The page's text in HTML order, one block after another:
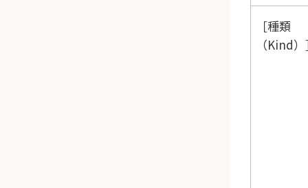
種類
（Kind）